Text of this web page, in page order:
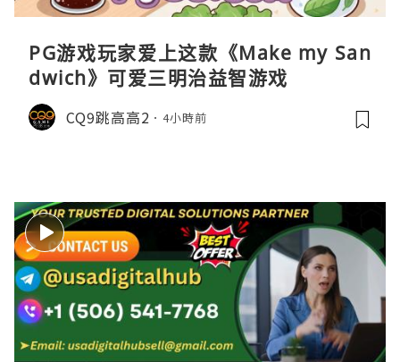
PG游戏玩家爱上这款《Make my San
dwich》可爱三明治益智游戏
CQ9跳高高2 4小時前